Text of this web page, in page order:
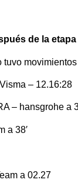
de la
tuvo
– 12.16:28
– hansgrohe a
a 38′
a 02.27